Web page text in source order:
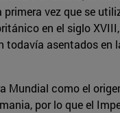
vez que se
en el siglo
todavía asentados en
Mundial como el
por lo que el